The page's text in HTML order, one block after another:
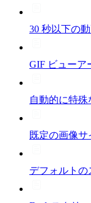
30 秒以下の
GIF ビューア
自動的に特殊
既定の画像
デフォルト